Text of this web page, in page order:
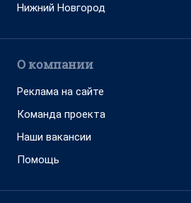
Нижний Новгород
О компании
Реклама на сайте
Команда проекта
Наши вакансии
Помощь